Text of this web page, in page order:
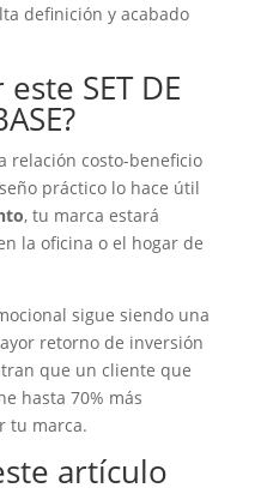
definición y acabado
SET DE
relación costo-beneficio
práctico lo hace útil
, tu marca estará
la oficina o el hogar de
sigue siendo una
retorno de inversión
que un cliente que
hasta 70% más
tu marca.
artículo